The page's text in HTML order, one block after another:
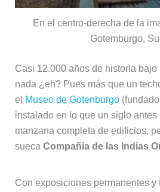
En el centro-derecha de la
Gotemburgo,
Casi 12.000 años de historia bajo
nada ¿eh? Pues más que un
el
Museo de Gotenburgo(fundado
instalado en lo que un siglo antes
manzana completa de edificios,
sueca Compañía de las Indias
Con exposiciones permanentes y